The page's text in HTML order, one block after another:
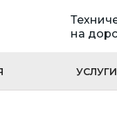
УСЛУГИ
на